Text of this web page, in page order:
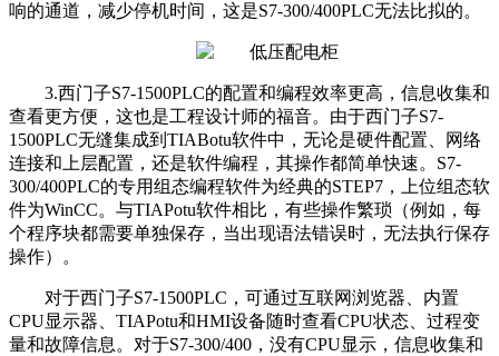
响的通道，减少停机时间，这是S7-300/400PLC无法比拟的。
3.西门子S7-1500PLC的配置和编程效率更高，信息收集和
查看更方便，这也是工程设计师的福音。由于西门子S7-
1500PLC无缝集成到TIABotu软件中，无论是硬件配置、网络
连接和上层配置，还是软件编程，其操作都简单快速。S7-
300/400PLC的专用组态编程软件为经典的STEP7，上位组态软
件为WinCC。与TIAPotu软件相比，有些操作繁琐（例如，每
个程序块都需要单独保存，当出现语法错误时，无法执行保存
操作）。
对于西门子S7-1500PLC，可通过互联网浏览器、内置
CPU显示器、TIAPotu和HMI设备随时查看CPU状态、过程变
量和故障信息。对于S7-300/400，没有CPU显示，信息收集和